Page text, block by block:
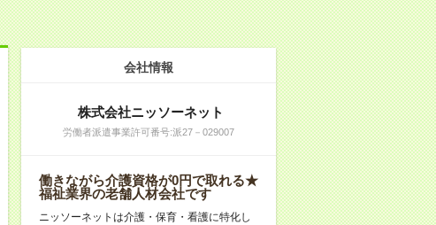
会社情報
株式会社ニッソーネット
労働者派遣事業許可番号:派27－029007
働きながら介護資格が0円で取れる★
福祉業界の老舗人材会社です
ニッソーネットは介護・保育・看護に特化し